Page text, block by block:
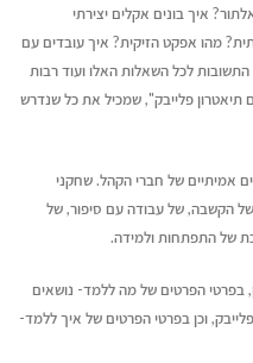
איך בונים אקלים יצירתי
מהו אפקט הזיקית? איך עובדים עם
לכל השאלות האלו ועוד רבות
פלייבק", שמכיל את כל שנדרש
אמיתיים של חברי הקהל. שחקני
של הקשבה, של עבודה עם סיפור, של
של התפתחות ולמידה.
הפרטים של מה ללמד- נושאים
וכן בפרטי הפרטים של איך ללמד-